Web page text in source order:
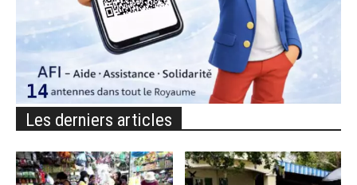
Les derniers articles